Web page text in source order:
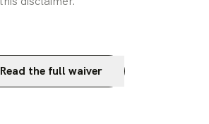
Read the full waiver